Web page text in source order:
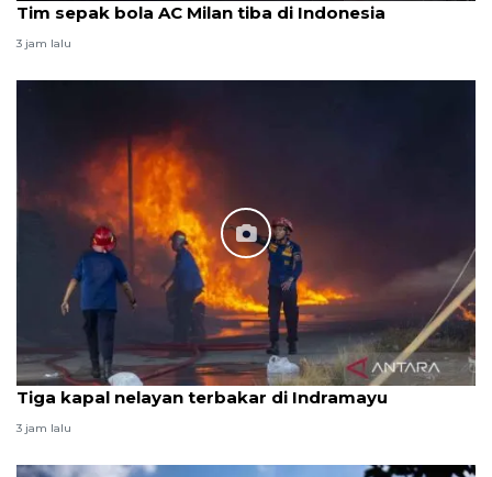
Tim sepak bola AC Milan tiba di Indonesia
3 jam lalu
Tiga kapal nelayan terbakar di Indramayu
3 jam lalu